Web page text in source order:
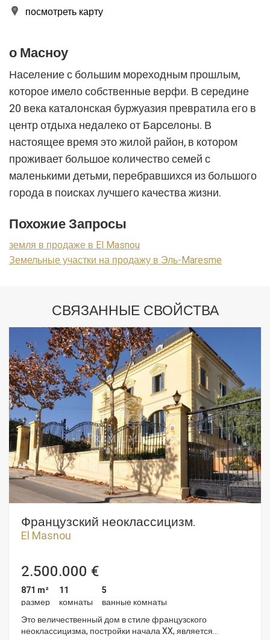
посмотреть карту
о Масноу
Население с большим мореходным прошлым,
которое имело собственные верфи. В середине
20 века каталонская буржуазия превратила его в
центр отдыха недалеко от Барселоны. В
настоящее время это жилой район, в котором
проживает большое количество семей с
маленькими детьми, перебравшихся из большого
города в поисках лучшего качества жизни.
Похожие Запросы
земля в продаже в El Masnou
Земельные участки на продажу в Эль-Maresme
СВЯЗАННЫЕ СВОЙСТВА
Французский неоклассицизм.
El Masnou
2.500.000 €
871 m²
размер
11
комнаты
5
ванные комнаты
Это величественный дом в стиле французского
неоклассицизма, постройки начала XX, является
Аналитика и персонализация
поведение пользователей этого веб-сайта.
Информация, собранная с помощью этого типа файлов
Интернете для разработки профилей навигации
анализа данных об использовании, сделанных
пользователями службы. Они позволяют нам сохранять
информацию о предпочтениях пользователя, чтобы
улучшить качество наших услуг и предложить лучший
опыт с помощью рекомендуемых продуктов.
Маркетинг и реклама
Эти файлы cookie используются для хранения
информации о предпочтениях и личном выборе
узнать привычки просмотра на веб-сайте и отображать
рекламу, связанную с профилем просмотра
пользователя.